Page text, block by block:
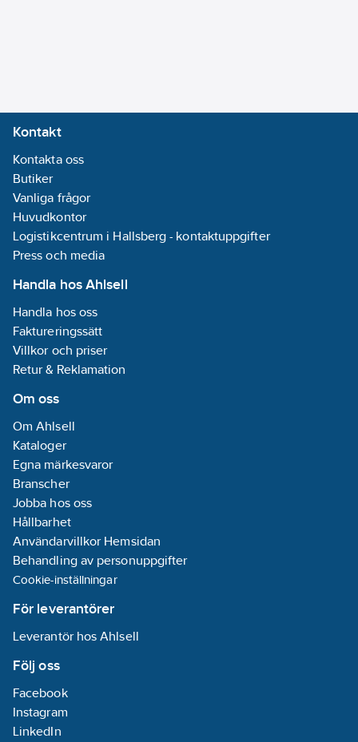
Kontakt
Kontakta oss
Butiker
Vanliga frågor
Huvudkontor
Logistikcentrum i Hallsberg - kontaktuppgifter
Press och media
Handla hos Ahlsell
Handla hos oss
Faktureringssätt
Villkor och priser
Retur & Reklamation
Om oss
Om Ahlsell
Kataloger
Egna märkesvaror
Branscher
Jobba hos oss
Hållbarhet
Användarvillkor Hemsidan
Behandling av personuppgifter
Cookie-inställningar
För leverantörer
Leverantör hos Ahlsell
Följ oss
Facebook
Instagram
LinkedIn